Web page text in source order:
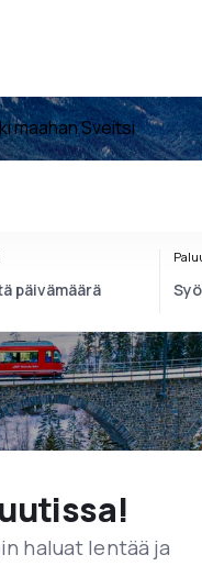
maahan Sveitsi
haluat lentää ja